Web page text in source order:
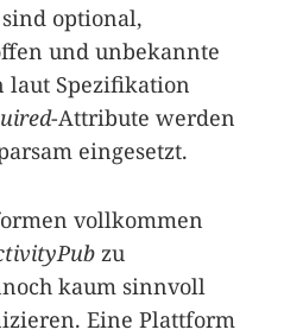
optional,
und unbekannte
laut Spezifikation
-Attribute werden
eingesetzt.
vollkommen
zu
kaum sinnvoll
Eine Plattform